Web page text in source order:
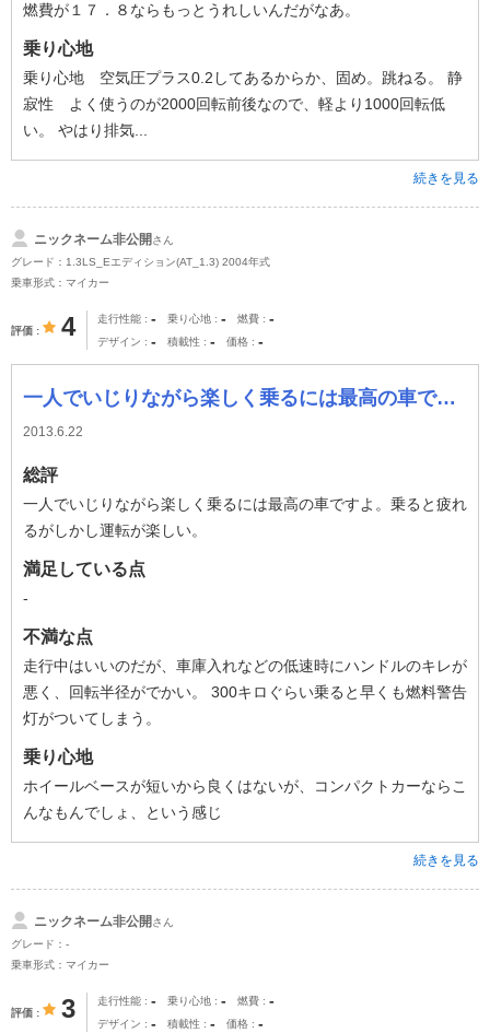
燃費が１７．８ならもっとうれしいんだがなあ。
乗り心地
乗り心地 空気圧プラス0.2してあるからか、固め。跳ねる。 静
寂性 よく使うのが2000回転前後なので、軽より1000回転低
い。 やはり排気...
続きを見る
ニックネーム非公開さん
グレード：1.3LS_Eエディション(AT_1.3) 2004年式
乗車形式：マイカー
評価 4 走行性能 - 乗り心地 - 燃費 -
デザイン - 積載性 - 価格 -
一人でいじりながら楽しく乗るには最高の車ですよ。乗ると疲れるがしかし運転が楽しい。
2013.6.22
総評
一人でいじりながら楽しく乗るには最高の車ですよ。乗ると疲れ
るがしかし運転が楽しい。
満足している点
-
不満な点
走行中はいいのだが、車庫入れなどの低速時にハンドルのキレが
悪く、回転半径がでかい。 300キロぐらい乗ると早くも燃料警告
灯がついてしまう。
乗り心地
ホイールベースが短いから良くはないが、コンパクトカーならこ
んなもんでしょ、という感じ
続きを見る
ニックネーム非公開さん
グレード：-
乗車形式：マイカー
評価 3 走行性能 - 乗り心地 - 燃費 -
デザイン - 積載性 - 価格 -